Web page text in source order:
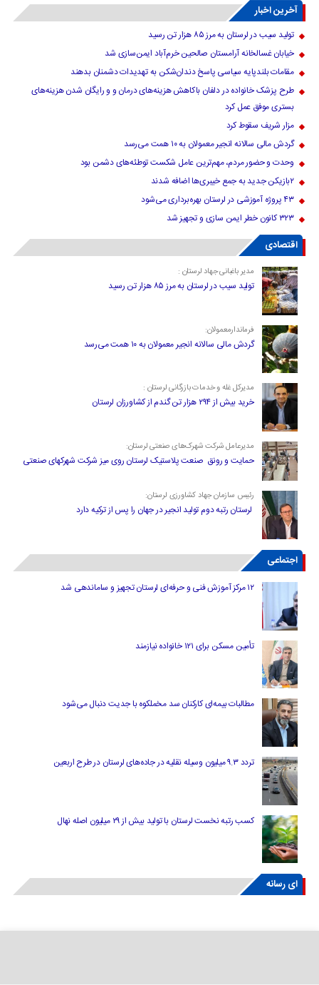
آخرین اخبار
تولید سیب در لرستان به مرز ۸۵ هزار تن رسید
خیابان غسالخانه آرامستان صالحین خرم‌آباد ایمن‌سازی شد
مقامات بلندپایه سیاسی پاسخ دندان‌شکن به تهدیدات دشمنان بدهند
طرح پزشک خانواده در دلفان باکاهش هزینه‌های درمان و و رایگان شدن هزینه‌های
بستری موفق عمل کرد
مزار شریف سقوط کرد
گردش مالی سالانه انجیر معمولان به ۱۰ همت می‌رسد
وحدت و حضور مردم، مهم‌ترین عامل شکست توطئه‌های دشمن بود
۲بازیکن جدید به جمع خیبری‌ها اضافه شدند
۴۳ پروژه آموزشی در لرستان بهره‌برداری می‌شود
۳۲۳ کانون خطر ایمن سازی و تجهیز شد
اقتصادی
مدیر باغبانی جهاد لرستان :
تولید سیب در لرستان به مرز ۸۵ هزار تن رسید
فرماندارمعمولان:
گردش مالی سالانه انجیر معمولان به ۱۰ همت می‌رسد
مدیرکل غله و خدمات بازرگانی لرستان :
خرید بیش از ۲۹۴ هزار تن گندم از کشاورزان لرستان
مدیرعامل شرکت شهرک‌های صنعتی لرستان:
حمایت و رونق صنعت پلاستیک لرستان روی میز شرکت شهرکهای صنعتی
رئیس سازمان جهاد کشاورزی لرستان:
لرستان رتبه دوم تولید انجیر در جهان را پس از ترکیه دارد
اجتماعی
۱۲ مرکز آموزش فنی و حرفه‌ای لرستان تجهیز و ساماندهی شد
تأمین مسکن برای ۱۲۱ خانواده نیازمند
مطالبات بیمه‌ای کارکنان سد مخملکوه با جدیت دنبال می‌شود
تردد ۹.۳ میلیون وسیله نقلیه در جاده‌های لرستان در طرح اربعین
کسب رتبه نخست لرستان با تولید بیش از ۲۹ میلیون اصله نهال
ای رسانه